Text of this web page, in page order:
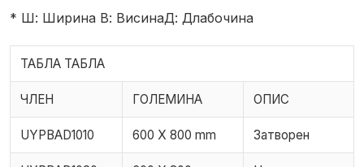
* Ш: Ширина В: ВисинаД: Длабочина
ТАБЛА ТАБЛА
ЧЛЕН ГОЛЕМИНА ОПИС
UYPBAD1010 600 X 800 mm Затворен